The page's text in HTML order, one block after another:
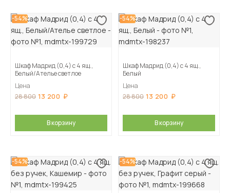
-54%
Шкаф Мадрид (0,4) с 4 ящ.,
Белый/Ателье светлое
Цена
28 800 13 200
В корзину
-54%
Шкаф Мадрид (0,4) с 4 ящ.,
Белый
Цена
28 800 13 200
В корзину
-54% -54%